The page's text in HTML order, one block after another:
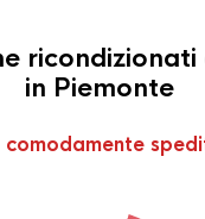
ricondizionati
in Piemonte
comodamente